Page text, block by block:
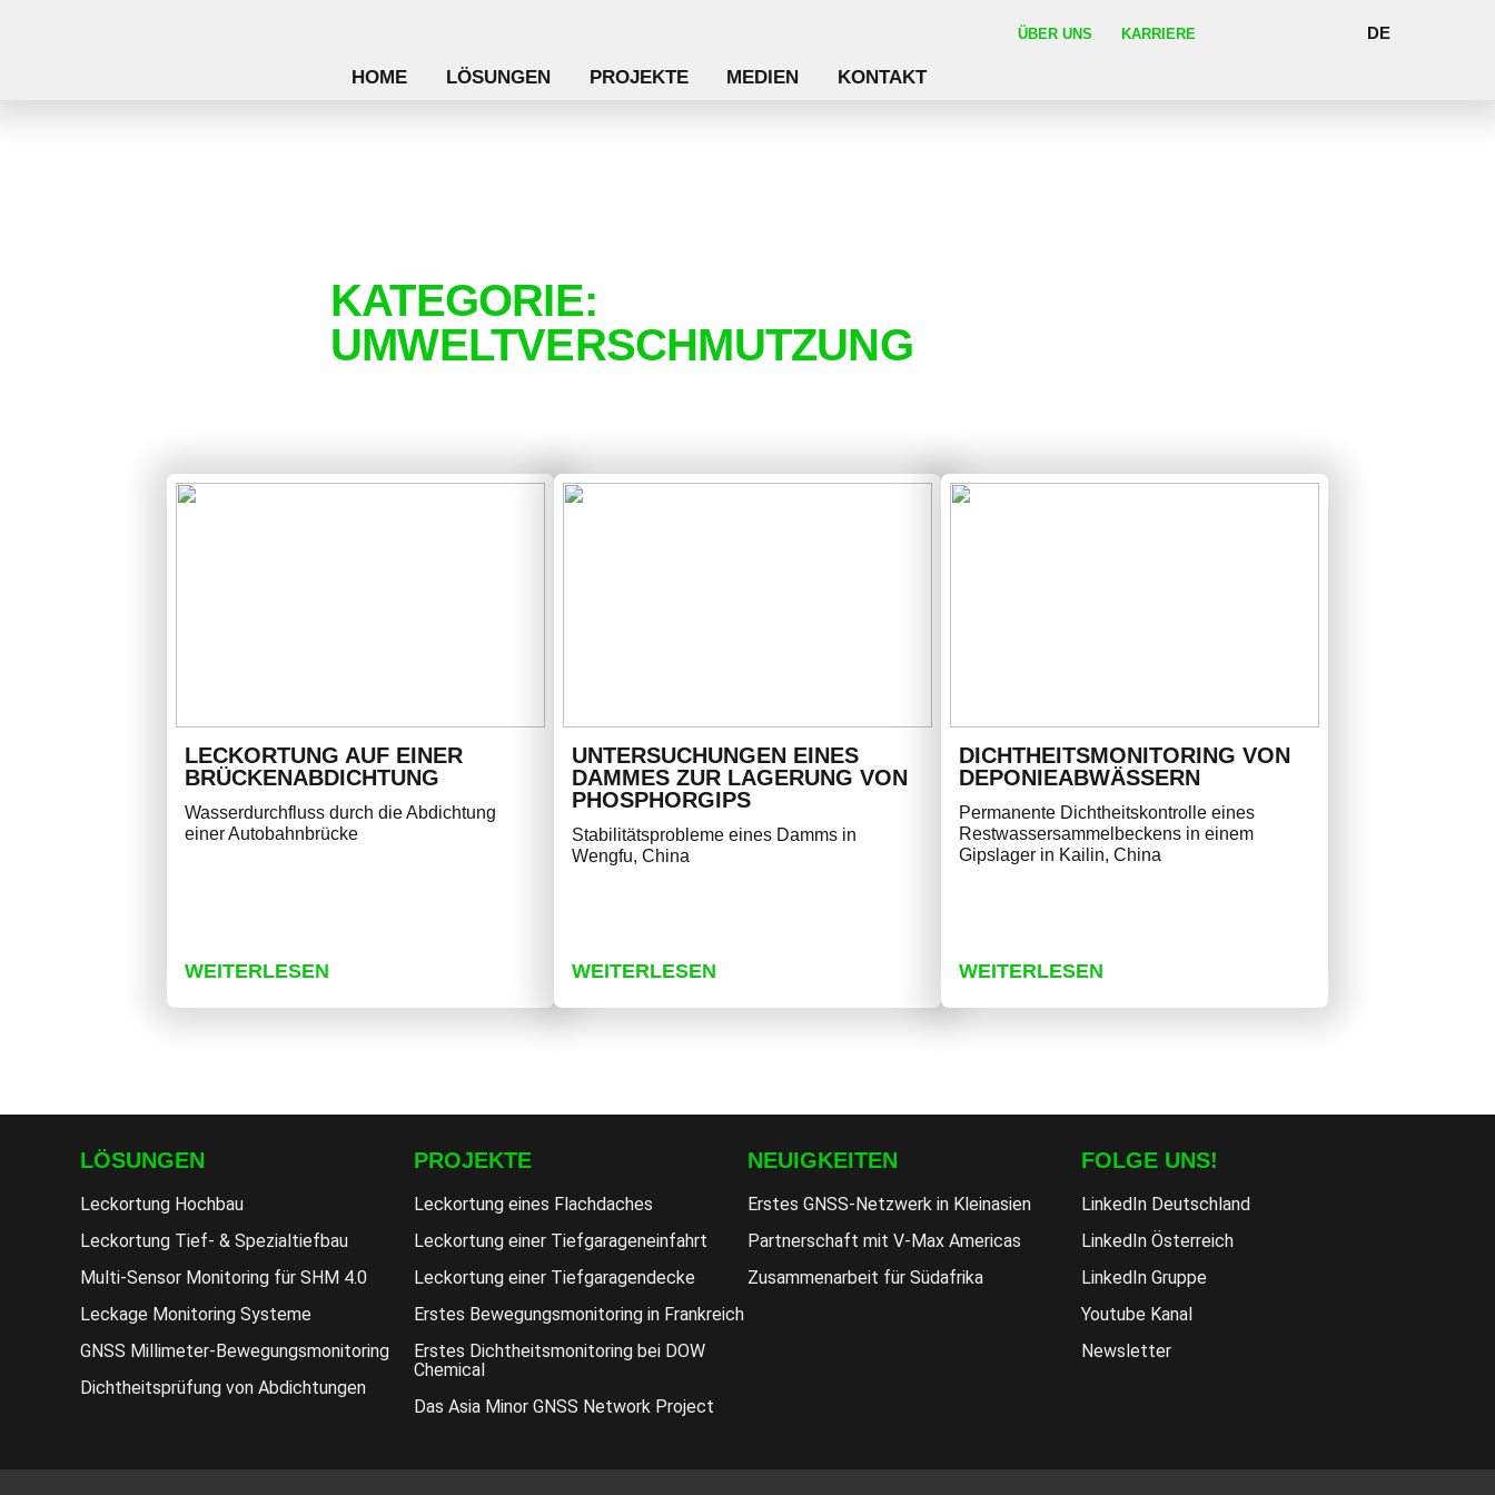
HOME LÖSUNGEN PROJEKTE MEDIEN KONTAKT
ÜBER UNS KARRIERE DE
KATEGORIE:
UMWELTVERSCHMUTZUNG
LECKORTUNG AUF EINER
BRÜCKENABDICHTUNG
Wasserdurchfluss durch die Abdichtung
einer Autobahnbrücke
WEITERLESEN
UNTERSUCHUNGEN EINES
DAMMES ZUR LAGERUNG VON
PHOSPHORGIPS
Stabilitätsprobleme eines Damms in
Wengfu, China
WEITERLESEN
DICHTHEITSMONITORING VON
DEPONIEABWÄSSERN
Permanente Dichtheitskontrolle eines
Restwassersammelbeckens in einem
Gipslager in Kailin, China
WEITERLESEN
LÖSUNGEN
Leckortung Hochbau
Leckortung Tief- & Spezialtiefbau
Multi-Sensor Monitoring für SHM 4.0
Leckage Monitoring Systeme
GNSS Millimeter-Bewegungsmonitoring
Dichtheitsprüfung von Abdichtungen
PROJEKTE
Leckortung eines Flachdaches
Leckortung einer Tiefgarageneinfahrt
Leckortung einer Tiefgaragendecke
Erstes Bewegungsmonitoring in Frankreich
Erstes Dichtheitsmonitoring bei DOW
Chemical
Das Asia Minor GNSS Network Project
NEUIGKEITEN
Erstes GNSS-Netzwerk in Kleinasien
Partnerschaft mit V-Max Americas
Zusammenarbeit für Südafrika
FOLGE UNS!
LinkedIn Deutschland
LinkedIn Österreich
LinkedIn Gruppe
Youtube Kanal
Newsletter